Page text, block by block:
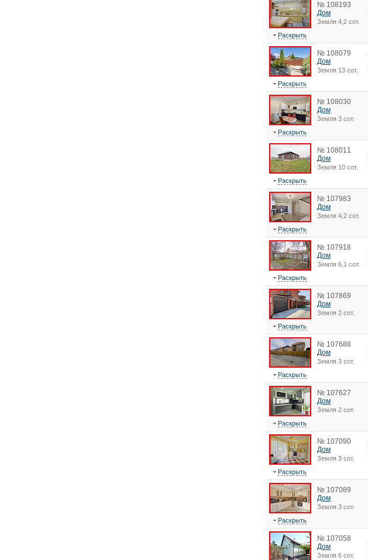
№ 108193
Дом
Земля 4,2 сот.
Раскрыть
№ 108079
Дом
Земля 13 сот.
Раскрыть
№ 108030
Дом
Земля 3 сот.
Раскрыть
№ 108011
Дом
Земля 10 сот.
Раскрыть
№ 107983
Дом
Земля 4,2 сот.
Раскрыть
№ 107918
Дом
Земля 6,1 сот.
Раскрыть
№ 107869
Дом
Земля 2 сот.
Раскрыть
№ 107688
Дом
Земля 3 сот.
Раскрыть
№ 107627
Дом
Земля 2 сот.
Раскрыть
№ 107090
Дом
Земля 3 сот.
Раскрыть
№ 107089
Дом
Земля 3 сот.
Раскрыть
№ 107058
Дом
Земля 6 сот.